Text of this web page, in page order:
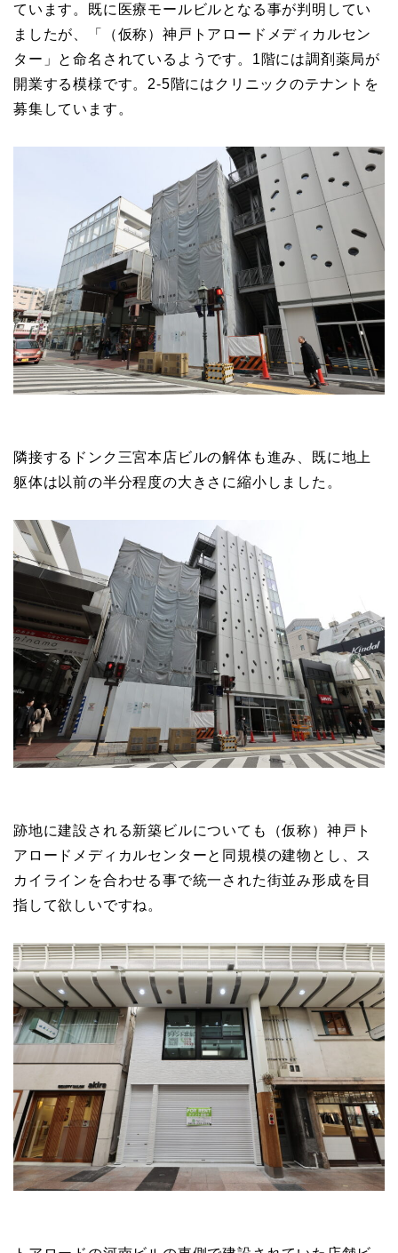
ています。既に医療モールビルとなる事が判明してい
ましたが、「（仮称）神戸トアロードメディカルセン
ター」と命名されているようです。1階には調剤薬局が
開業する模様です。2-5階にはクリニックのテナントを
募集しています。
隣接するドンク三宮本店ビルの解体も進み、既に地上
躯体は以前の半分程度の大きさに縮小しました。
跡地に建設される新築ビルについても（仮称）神戸ト
アロードメディカルセンターと同規模の建物とし、ス
カイラインを合わせる事で統一された街並み形成を目
指して欲しいですね。